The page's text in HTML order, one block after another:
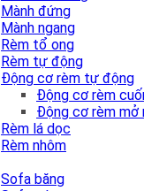
Mành đứng
Mành ngang
Rèm tổ ong
Rèm tự động
Động cơ rèm tự động
Động cơ rèm
Động cơ rèm mở
Rèm lá dọc
Rèm nhôm
Sofa băng